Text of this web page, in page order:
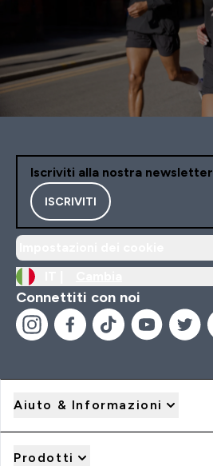
Iscriviti alla nostra newsletter
ISCRIVITI
Connettiti con noi
Aiuto & Informazioni
Prodotti